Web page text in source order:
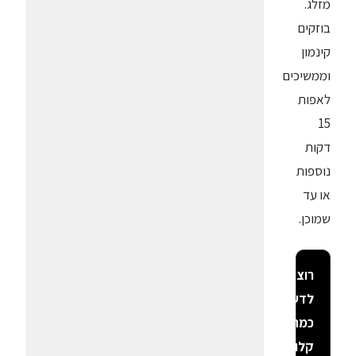
מזלג.
בוזקים
קינמון
וממשיכים
לאפות
15
דקות
נוספות
או עד
שמוכן.
רוצה
לדעת
כמה
קלוריות